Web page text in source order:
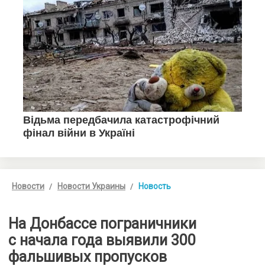
Новости Новости Украины Новость
На Донбассе пограничники
с начала года выявили 300
фальшивых пропусков